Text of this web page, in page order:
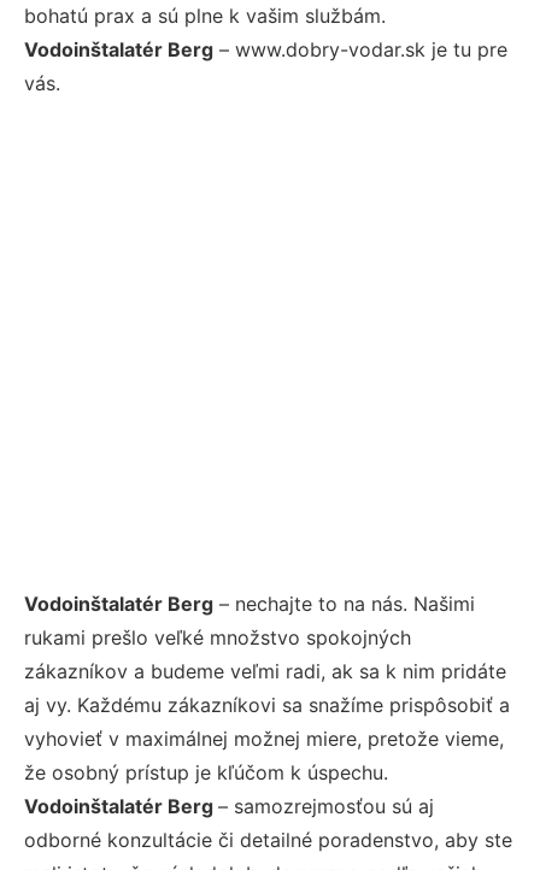
bohatú prax a sú plne k vašim službám.
Vodoinštalatér Berg – www.dobry-vodar.sk je tu pre
vás.
Vodoinštalatér Berg – nechajte to na nás. Našimi
rukami prešlo veľké množstvo spokojných
zákazníkov a budeme veľmi radi, ak sa k nim pridáte
aj vy. Každému zákazníkovi sa snažíme prispôsobiť a
vyhovieť v maximálnej možnej miere, pretože vieme,
že osobný prístup je kľúčom k úspechu.
Vodoinštalatér Berg – samozrejmosťou sú aj
odborné konzultácie či detailné poradenstvo, aby ste